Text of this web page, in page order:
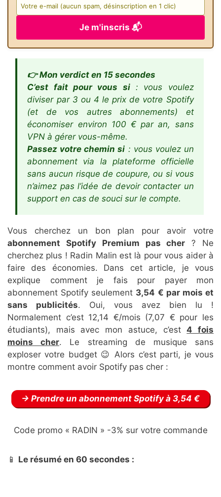
Je m'inscris 📬
👉 Mon verdict en 15 secondes
C’est fait pour vous si: vous voulez
diviser par 3 ou 4 le prix de votre Spotify
(et de vos autres abonnements) et
économiser environ 100 € par an, sans
VPN à gérer vous-même.
Passez votre chemin si : vous voulez un
abonnement via la plateforme officielle
sans aucun risque de coupure, ou si vous
n’aimez pas l’idée de devoir contacter un
support en cas de souci sur le compte.
Vous cherchez un bon plan pour avoir votre
abonnement Spotify Premium pas cher ? Ne
cherchez plus ! Radin Malin est là pour vous aider à
faire des économies. Dans cet article, je vous
explique comment je fais pour payer mon
abonnement Spotify seulement 3,54 € par mois et
sans publicités. Oui, vous avez bien lu !
Normalement c’est 12,14 €/mois (7,07 € pour les
étudiants), mais avec mon astuce, c’est4 fois
moins cher. Le streaming de musique sans
exploser votre budget 😉 Alors c’est parti, je vous
montre comment avoir Spotify pas cher :
Prendre un abonnement Spotify à 3,54 €
Code promo « RADIN » -3% sur votre commande
📱 Le résumé en 60 secondes :